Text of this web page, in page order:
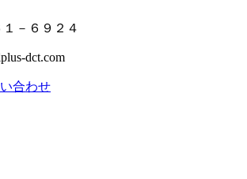
－６９２４
dct.com
合わせ